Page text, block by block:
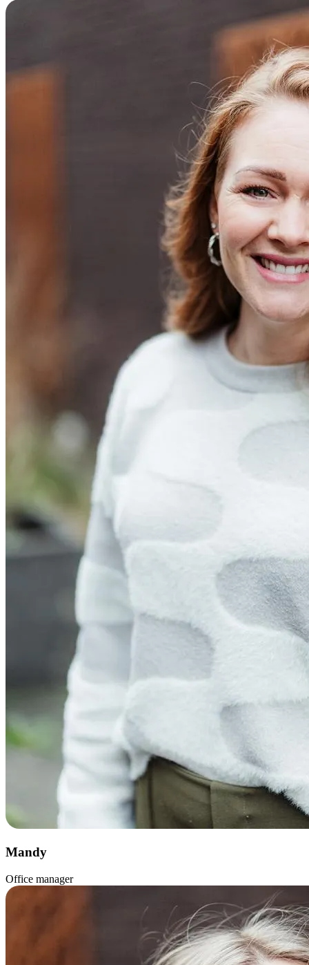
Mandy
Office manager